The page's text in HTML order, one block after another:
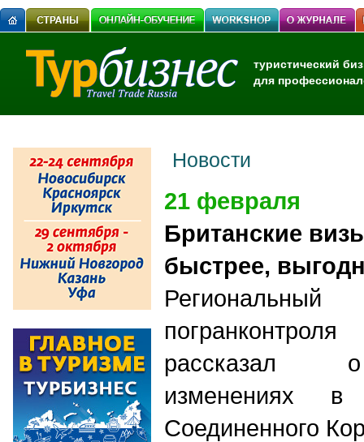
туристический
для
Новости
21 февраля
Британские
быстрее,
рассказал
изменениях в
Соединенного